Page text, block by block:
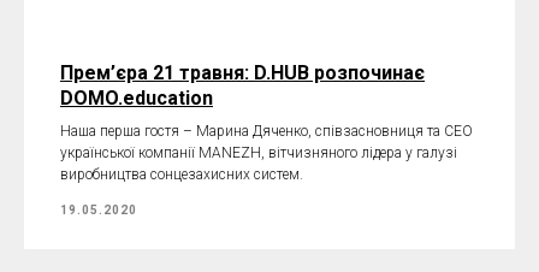
Прем’єра 21 травня: D.HUB розпочинає
DOMO.education
Наша перша гостя – Марина Дяченко, співзасновниця та СЕО
української компанії MANEZH, вітчизняного лідера у галузі
виробництва сонцезахисних систем.
19.05.2020